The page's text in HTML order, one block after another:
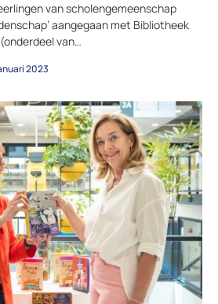
van scholengemeenschap
aangegaan met Bibliotheek
van…
2023